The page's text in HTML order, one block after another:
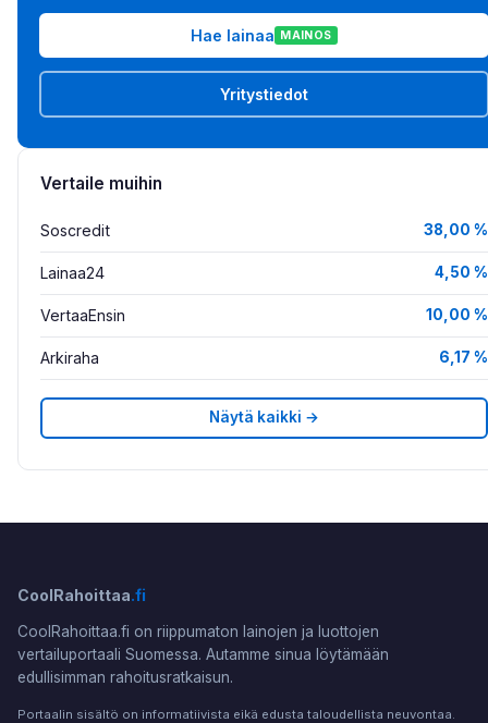
Hae lainaa MAINOS
Yritystiedot
Vertaile muihin
Soscredit 38,00 %
Lainaa24 4,50 %
VertaaEnsin 10,00 %
Arkiraha 6,17 %
Näytä kaikki →
CoolRahoittaa.fi
CoolRahoittaa.fi on riippumaton lainojen ja luottojen
vertailuportaali Suomessa. Autamme sinua löytämään
edullisimman rahoitusratkaisun.
Portaalin sisältö on informatiivista eikä edusta taloudellista neuvontaa.